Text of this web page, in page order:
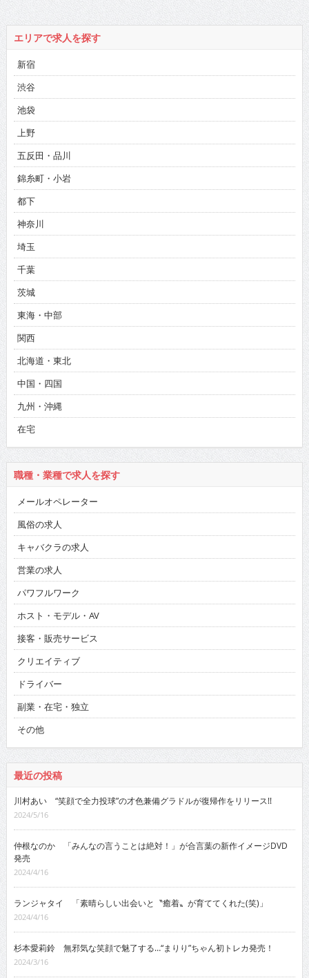
エリアで求人を探す
新宿
渋谷
池袋
上野
五反田・品川
錦糸町・小岩
都下
神奈川
埼玉
千葉
茨城
東海・中部
関西
北海道・東北
中国・四国
九州・沖縄
在宅
職種・業種で求人を探す
メールオペレーター
風俗の求人
キャバクラの求人
営業の求人
パワフルワーク
ホスト・モデル・AV
接客・販売サービス
クリエイティブ
ドライバー
副業・在宅・独立
その他
最近の投稿
川村あい “笑顔で全力投球”の才色兼備グラドルが復帰作をリリース!!
2024/5/16
仲根なのか 「みんなの言うことは絶対！」が合言葉の新作イメージDVD
発売
2024/4/16
ランジャタイ 「素晴らしい出会いと〝癒着〟が育ててくれた(笑)」
2024/4/16
杉本愛莉鈴 無邪気な笑顔で魅了する…“まりり”ちゃん初トレカ発売！
2024/3/16